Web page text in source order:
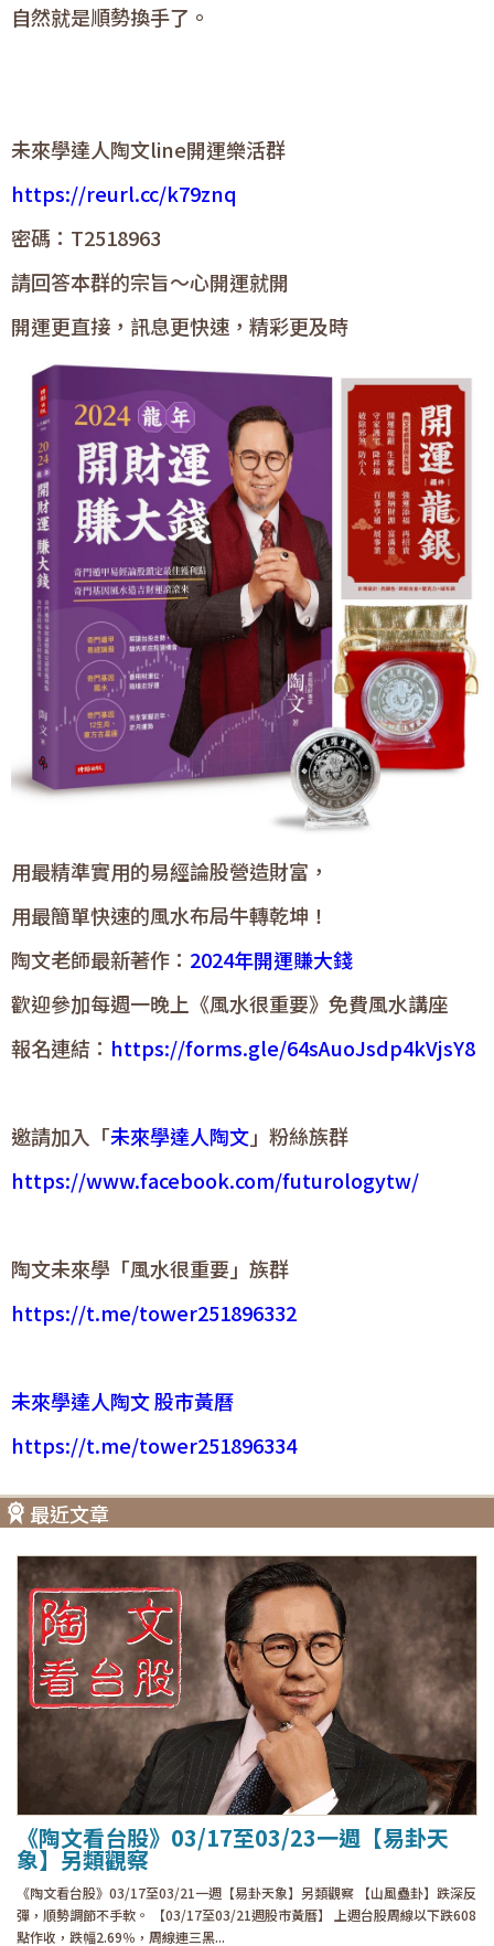
自然就是順勢換手了。
未來學達人陶文line開運樂活群
https://reurl.cc/k79znq
密碼：T2518963
請回答本群的宗旨～心開運就開
開運更直接，訊息更快速，精彩更及時
用最精準實用的易經論股營造財富，
用最簡單快速的風水布局牛轉乾坤！
陶文老師最新著作： 2024年開運賺大錢
歡迎參加每週一晚上《風水很重要》免費風水講座
報名連結： https://forms.gle/64sAuoJsdp4kVjsY8
邀請加入「未來學達人陶文」粉絲族群
https://www.facebook.com/futurologytw/
陶文未來學「風水很重要」族群
https://t.me/tower251896332
未來學達人陶文 股市黃曆
https://t.me/tower251896334
最近文章
《陶文看台股》03/17至03/23一週【易卦天
象】另類觀察
《陶文看台股》03/17至03/21一週【易卦天象】另類觀察 【山風蠱卦】跌深反
彈，順勢調節不手軟。 【03/17至03/21週股市黃曆】 上週台股周線以下跌608
點作收，跌幅2.69％，周線連三黑...